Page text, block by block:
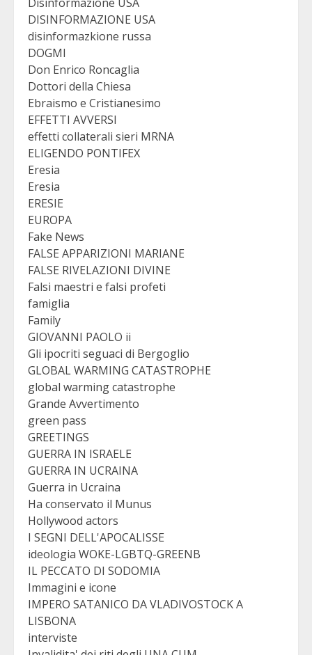
DISINFORMAZIONE USA
disinformazkione russa
DOGMI
Don Enrico Roncaglia
Dottori della Chiesa
Ebraismo e Cristianesimo
EFFETTI AVVERSI
effetti collaterali sieri MRNA
ELIGENDO PONTIFEX
Eresia
Eresia
ERESIE
EUROPA
Fake News
FALSE APPARIZIONI MARIANE
FALSE RIVELAZIONI DIVINE
Falsi maestri e falsi profeti
famiglia
Family
GIOVANNI PAOLO ii
Gli ipocriti seguaci di Bergoglio
GLOBAL WARMING CATASTROPHE
global warming catastrophe
Grande Avvertimento
green pass
GREETINGS
GUERRA IN ISRAELE
GUERRA IN UCRAINA
Guerra in Ucraina
Ha conservato il Munus
Hollywood actors
I SEGNI DELL'APOCALISSE
ideologia WOKE-LGBTQ-GREENB
IL PECCATO DI SODOMIA
Immagini e icone
IMPERO SATANICO DA VLADIVOSTOCK A
LISBONA
interviste